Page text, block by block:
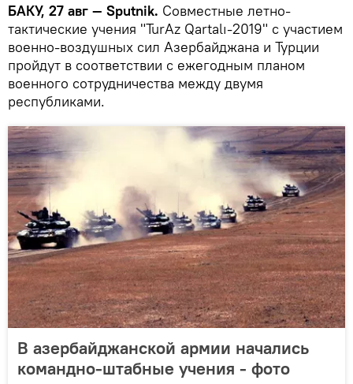
БАКУ, 27 авг — Sputnik. Совместные летно-
тактические учения "TurAz Qartalı-2019" с участием
военно-воздушных сил Азербайджана и Турции
пройдут в соответствии с ежегодным планом
военного сотрудничества между двумя
республиками.
В азербайджанской армии начались
командно-штабные учения - фото